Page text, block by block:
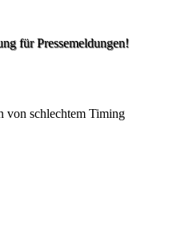
für Pressemeldungen!
von schlechtem Timing